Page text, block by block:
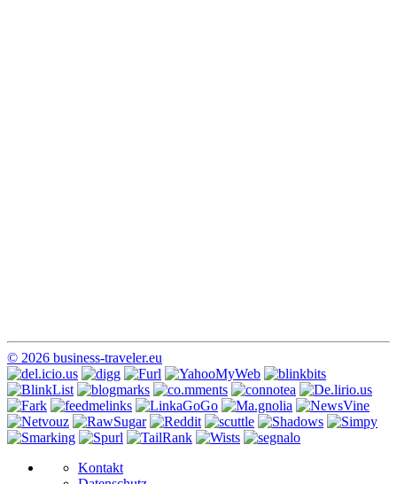
© 2026 business-traveler.eu
Kontakt